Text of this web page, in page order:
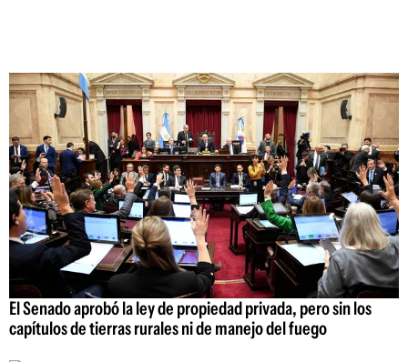
El Senado aprobó la ley de propiedad privada, pero sin los
capítulos de tierras rurales ni de manejo del fuego